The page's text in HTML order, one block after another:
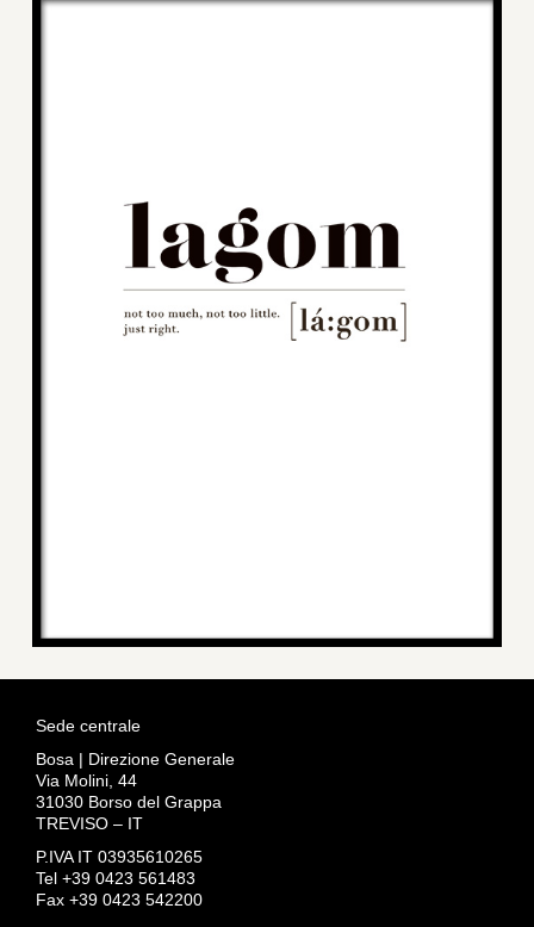
Sede centrale
Bosa | Direzione Generale
Via Molini, 44
31030 Borso del Grappa
TREVISO – IT
P.IVA IT 03935610265
Tel +39 0423 561483
Fax +39 0423 542200